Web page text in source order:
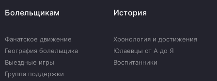
Болельщикам
Фанатское движение
География болельщика
Выездные игры
Группа поддержки
История
Хронология и достижения
Юлаевцы от А до Я
Воспитанники